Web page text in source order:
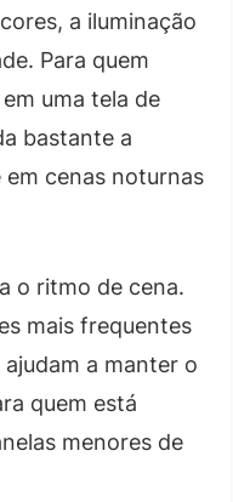
a iluminação
Para quem
uma tela de
bastante a
cenas noturnas
o ritmo de cena.
mais frequentes
a manter o
quem está
menores de